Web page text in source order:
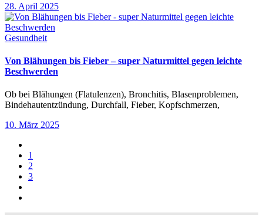
28. April 2025
Gesundheit
Von Blähungen bis Fieber – super Naturmittel gegen leichte
Beschwerden
Ob bei Blähungen (Flatulenzen), Bronchitis, Blasenproblemen,
Bindehautentzündung, Durchfall, Fieber, Kopfschmerzen,
10. März 2025
1
2
3